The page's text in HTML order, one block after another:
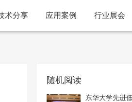
术分享 应用案例 行业展会
随机阅读
东华大学先进